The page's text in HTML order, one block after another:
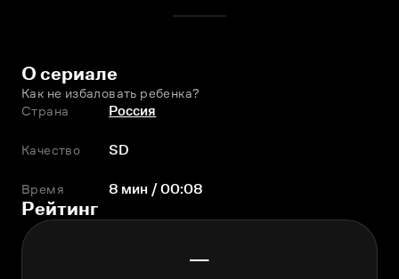
О сериале
Как не избаловать ребeнка?
Страна
Россия
Качество SD
Время 8 мин / 00:08
Рейтинг
—